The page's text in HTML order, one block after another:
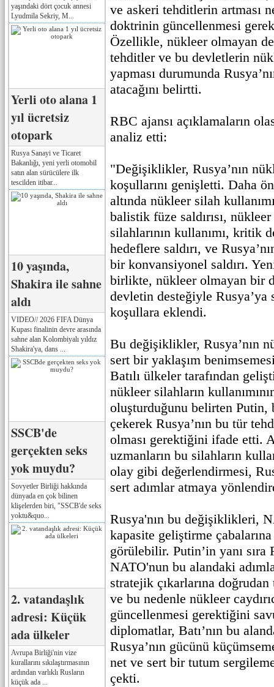
yaşındaki dört çocuk annesi
Lyudmila Sekriy, M...
Yerli oto alana 1
yıl ücretsiz
otopark
Rusya Sanayi ve Ticaret
Bakanlığı, yeni yerli otomobil
satın alan sürücülere ilk
tescilden itibar...
10 yaşında,
Shakira ile sahne
aldı
VIDEO// 2026 FIFA Dünya
Kupası finalinin devre arasında
sahne alan Kolombiyalı yıldız
Shakira'ya, dans ...
SSCB'de
gerçekten seks
yok muydu?
Sovyetler Birliği hakkında
dünyada en çok bilinen
klişelerden biri, "SSCB'de seks
yoktu&quo...
2. vatandaşlık
adresi: Küçük
ada ülkeler
Avrupa Birliği'nin vize
kurallarını sıkılaştırmasının
ardından varlıklı Rusların
küçük ada ...
ve askeri tehditlerin artması
doktrinin güncellenmesi
Özellikle, nükleer olmayan
tehditler ve bu devletlerin
yapması durumunda
atacağını belirtti.
RBC ajansı açıklamaların
analiz etti:
"Değişiklikler, Rusya’nın
koşullarını genişletti. Daha
altında nükleer silah
balistik füze saldırısı,
silahlarının kullanımı, kritik
hedeflere saldırı, ve
bir konvansiyonel saldırı.
birlikte, nükleer olmayan bir
devletin desteğiyle Rusya’ya
koşullara eklendi.
Bu değişiklikler, Rusya’nın
sert bir yaklaşım
Batılı ülkeler tarafından
nükleer silahların
oluşturduğunu belirten Putin,
çekerek Rusya’nın bu tür
olması gerektiğini ifade etti.
uzmanların bu silahların
olay gibi değerlendirmesi,
sert adımlar atmaya
Rusya'nın bu değişiklikleri,
kapasite geliştirme
görülebilir. Putin’in yanı
NATO'nun bu alandaki
stratejik çıkarlarına
ve bu nedenle nükleer
güncellenmesi gerektiğini
diplomatlar, Batı’nın bu
Rusya’nın gücünü
net ve sert bir tutum
çekti.